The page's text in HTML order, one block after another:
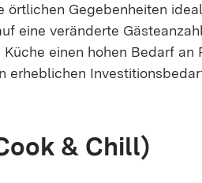
örtlichen Gegebenheiten
eine veränderte
einen hohen Bedarf an
erheblichen
& Chill)